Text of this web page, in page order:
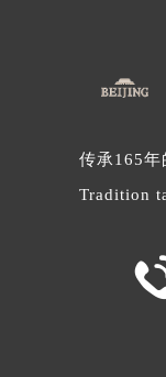
传承165年
Tradition